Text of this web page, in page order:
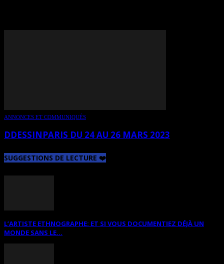
ANNONCES ET COMMUNIQUÉS
DDESSINPARIS DU 24 AU 26 MARS 2023
SUGGESTIONS DE LECTURE ❤️
L’ARTISTE ETHNOGRAPHE: ET SI VOUS DOCUMENTIEZ DÉJÀ UN
MONDE SANS LE...